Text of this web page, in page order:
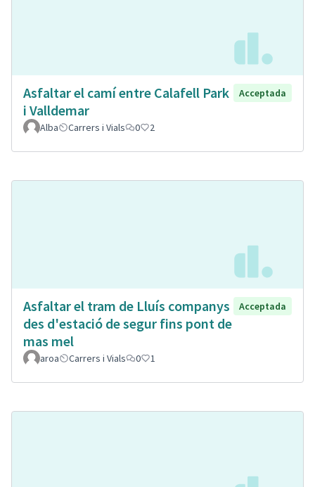
Asfaltar el camí entre Calafell Park
i Valldemar
Acceptada
Alba Carrers i Vials 0 2
Asfaltar el tram de Lluís companys
des d'estació de segur fins pont de
mas mel
Acceptada
aroa Carrers i Vials 0 1